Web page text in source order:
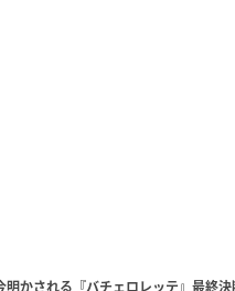
明かされる『バチェロレッテ』最終決